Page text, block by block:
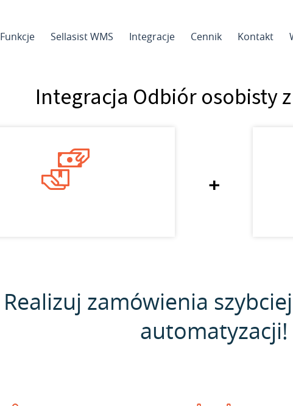
Funkcje Sellasist WMS Integracje Cennik Kontakt
Integracja Odbiór osobisty
+
Realizuj zamówienia
automatyzacji!